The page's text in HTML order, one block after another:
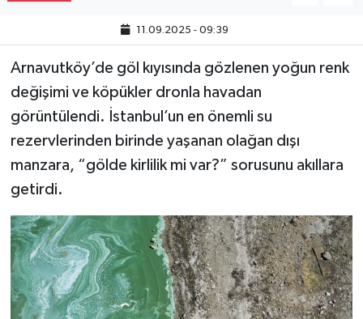
11.09.2025 - 09:39
Arnavutköy’de göl kıyısında gözlenen yoğun renk
değişimi ve köpükler dronla havadan
görüntülendi. İstanbul’un en önemli su
rezervlerinden birinde yaşanan olağan dışı
manzara, “gölde kirlilik mi var?” sorusunu akıllara
getirdi.